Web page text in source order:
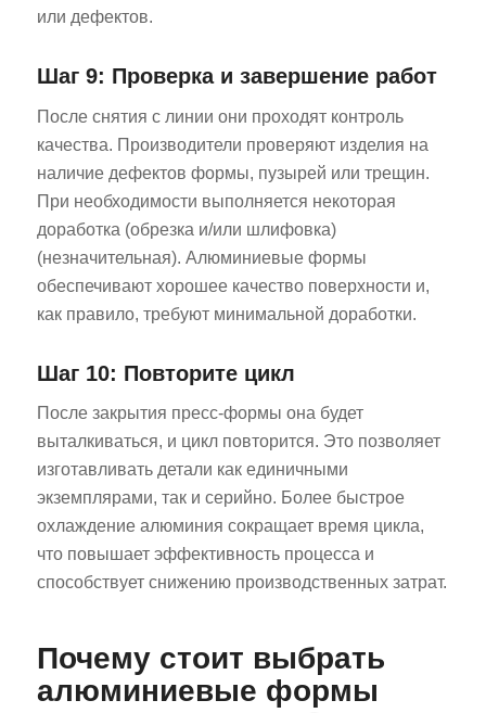
или дефектов.
Шаг 9: Проверка и завершение работ
После снятия с линии они проходят контроль
качества. Производители проверяют изделия на
наличие дефектов формы, пузырей или трещин.
При необходимости выполняется некоторая
доработка (обрезка и/или шлифовка)
(незначительная). Алюминиевые формы
обеспечивают хорошее качество поверхности и,
как правило, требуют минимальной доработки.
Шаг 10: Повторите цикл
После закрытия пресс-формы она будет
выталкиваться, и цикл повторится. Это позволяет
изготавливать детали как единичными
экземплярами, так и серийно. Более быстрое
охлаждение алюминия сокращает время цикла,
что повышает эффективность процесса и
способствует снижению производственных затрат.
Почему стоит выбрать
алюминиевые формы